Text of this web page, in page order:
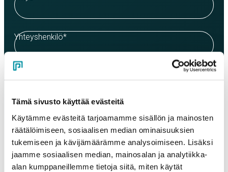
Tämä sivusto käyttää evästeitä
Käytämme evästeitä tarjoamamme sisällön ja mainosten
räätälöimiseen, sosiaalisen median ominaisuuksien
tukemiseen ja kävijämäärämme analysoimiseen. Lisäksi
jaamme sosiaalisen median, mainosalan ja analytiikka-
alan kumppaneillemme tietoja siitä, miten käytät
Yhteyshenkilö*
Puhelinnumero
Tuotteet
Valitse tuote ja syötä tilauksen määrä metreinä. Huomioithan, että